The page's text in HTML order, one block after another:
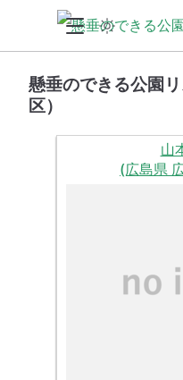
懸垂のできる公園
区）
山
(広島県